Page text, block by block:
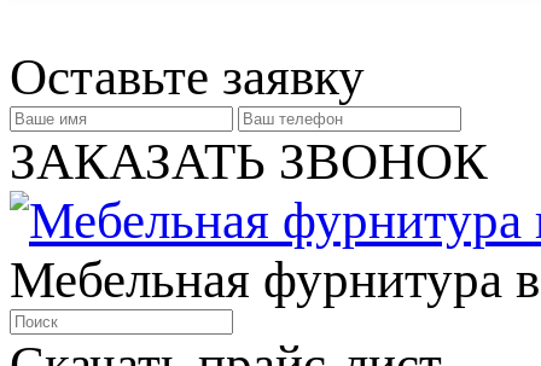
Оставьте заявку
ЗАКАЗАТЬ ЗВОНОК
Мебельная фурнитура